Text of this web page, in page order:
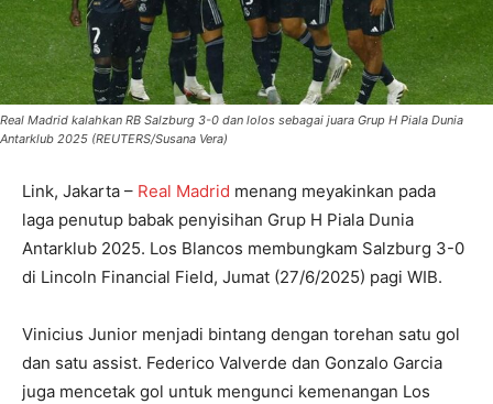
Real Madrid kalahkan RB Salzburg 3-0 dan lolos sebagai juara Grup H Piala Dunia
Antarklub 2025 (REUTERS/Susana Vera)
Link, Jakarta – Real Madrid menang meyakinkan pada
laga penutup babak penyisihan Grup H Piala Dunia
Antarklub 2025. Los Blancos membungkam Salzburg 3-0
di Lincoln Financial Field, Jumat (27/6/2025) pagi WIB.
Vinicius Junior menjadi bintang dengan torehan satu gol
dan satu assist. Federico Valverde dan Gonzalo Garcia
juga mencetak gol untuk mengunci kemenangan Los